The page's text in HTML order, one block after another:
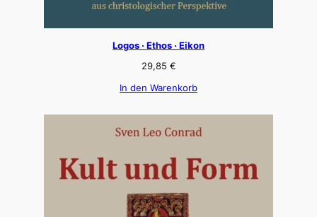
Logos · Ethos · Eikon
29,85 €
In den Warenkorb